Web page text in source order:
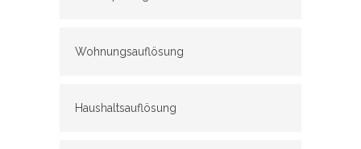
Wohnungsauflösung
Haushaltsauflösung